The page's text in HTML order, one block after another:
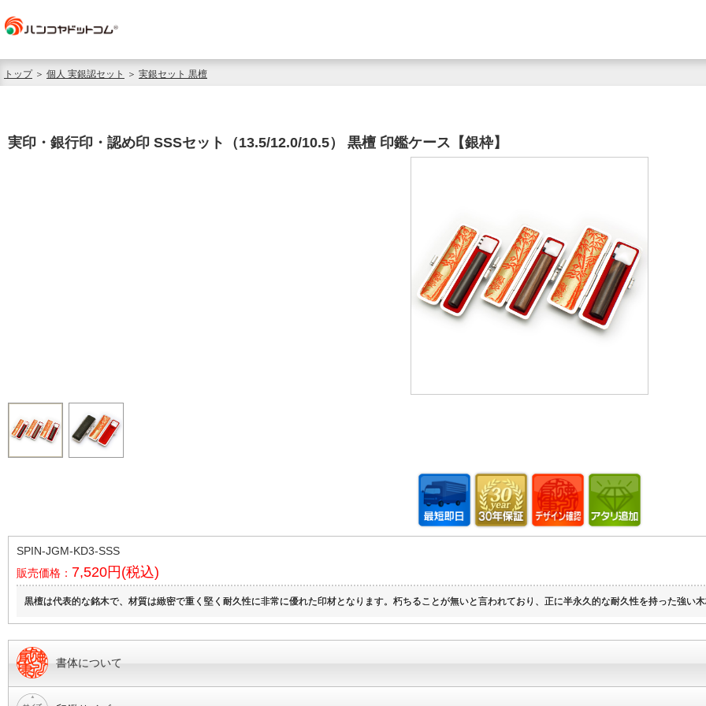
トップ＞ 個人 実銀認セット ＞ 実銀セット 黒檀
実印・銀行印・認め印 SSSセット（13.5/12.0/10.5） 黒檀 印鑑ケース【銀枠】
SPIN-JGM-KD3-SSS
販売価格： 7,520円(税込)
黒檀は代表的な銘木で、材質は緻密で重く堅く耐久性に非常に優れた印材となります。朽ちることが無いと言われており、正に半永久的な耐久性を持った強い
書体について